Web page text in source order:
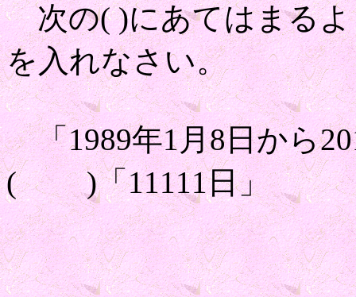
次の( )にあてはまるよ
を入れなさい。
「1989年1月8日から
( )「11111日」